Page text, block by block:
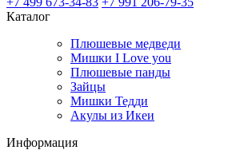
Каталог
Плюшевые медведи
Мишки I Love you
Плюшевые панды
Зайцы
Мишки Тедди
Акулы из Икеи
Информация